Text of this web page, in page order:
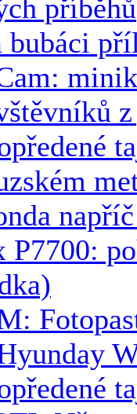
příběhů
bubáci